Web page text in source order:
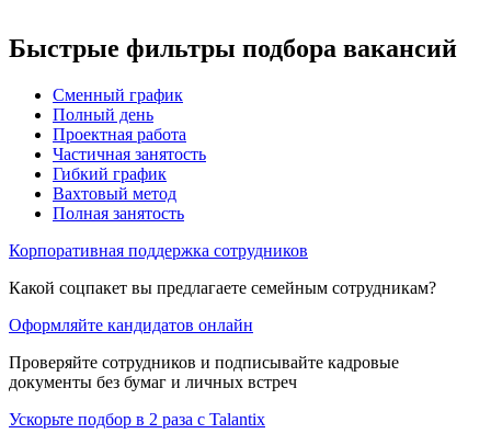
Быстрые фильтры подбора вакансий
Сменный график
Полный день
Проектная работа
Частичная занятость
Гибкий график
Вахтовый метод
Полная занятость
Корпоративная поддержка сотрудников
Какой соцпакет вы предлагаете семейным сотрудникам?
Оформляйте кандидатов онлайн
Проверяйте сотрудников и подписывайте кадровые
документы без бумаг и личных встреч
Ускорьте подбор в 2 раза с Talantix